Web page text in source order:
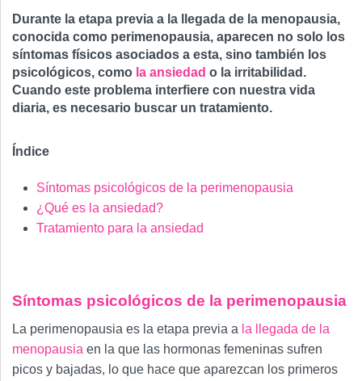
Durante la etapa previa a la llegada de la menopausia,
conocida como perimenopausia, aparecen no solo los
síntomas físicos asociados a esta, sino también los
psicológicos, como la ansiedad o la irritabilidad.
Cuando este problema interfiere con nuestra vida
diaria, es necesario buscar un tratamiento.
Índice
Síntomas psicológicos de la perimenopausia
¿Qué es la ansiedad?
Tratamiento para la ansiedad
Síntomas psicológicos de la perimenopausia
La perimenopausia es la etapa previa a la llegada de la
menopausia en la que las hormonas femeninas sufren
picos y bajadas, lo que hace que aparezcan los primeros